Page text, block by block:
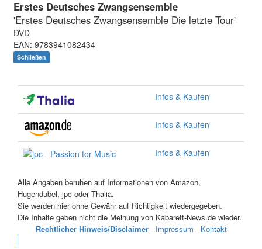
Erstes Deutsches Zwangsensemble
'Erstes Deutsches Zwangsensemble Die letzte Tour'
DVD
EAN: 9783941082434
Schließen
Infos & Kaufen
Infos & Kaufen
Infos & Kaufen
Alle Angaben beruhen auf Informationen von Amazon,
Hugendubel, jpc oder Thalia.
Sie werden hier ohne Gewähr auf Richtigkeit wiedergegeben.
Die Inhalte geben nicht die Meinung von Kabarett-News.de wieder.
Rechtlicher Hinweis/Disclaimer- Impressum - Kontakt